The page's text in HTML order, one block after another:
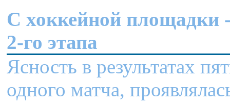
C хоккейной площадки
2-го этапа
Ясность в результатах
одного матча,